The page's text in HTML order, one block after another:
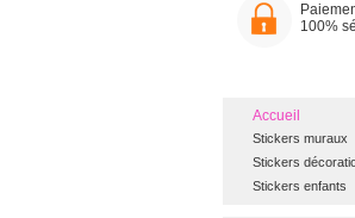
100%
Accueil
Stickers muraux
Stickers
Stickers enfants